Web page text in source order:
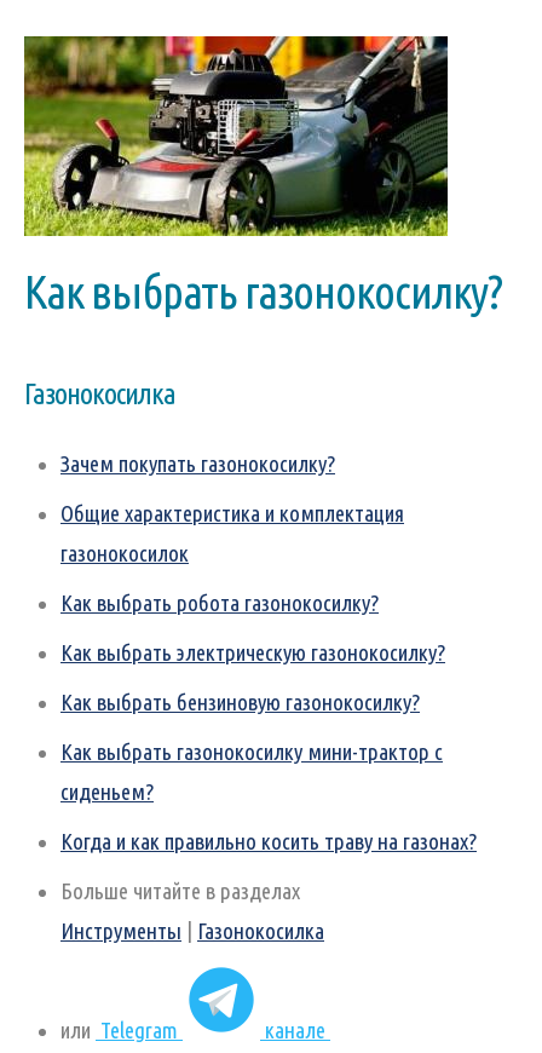
Как выбрать газонокосилку?
Газонокосилка
Зачем покупать газонокосилку?
Общие характеристика и комплектация
газонокосилок
Как выбрать робота газонокосилку?
Как выбрать электрическую газонокосилку?
Как выбрать бензиновую газонокосилку?
Как выбрать газонокосилку мини-трактор с
сиденьем?
Когда и как правильно косить траву на газонах?
Больше читайте в разделах
Инструменты
Газонокосилка
или Telegram канале